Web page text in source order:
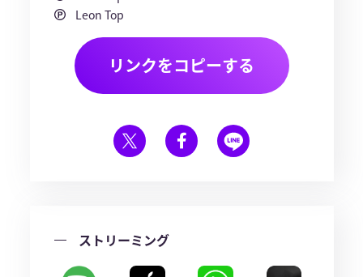
Leon Top
リンクをコピーする
ストリーミング